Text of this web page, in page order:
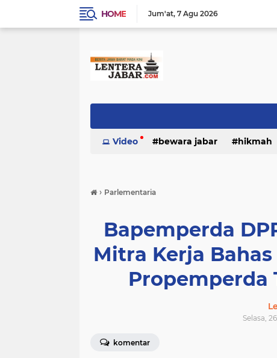
HOME Jum'at 7 Agu 2026
Video bewara jabar hikmah
› Parlementaria
Bapemperda
Mitra Kerja
Propemperda
Selasa,
komentar